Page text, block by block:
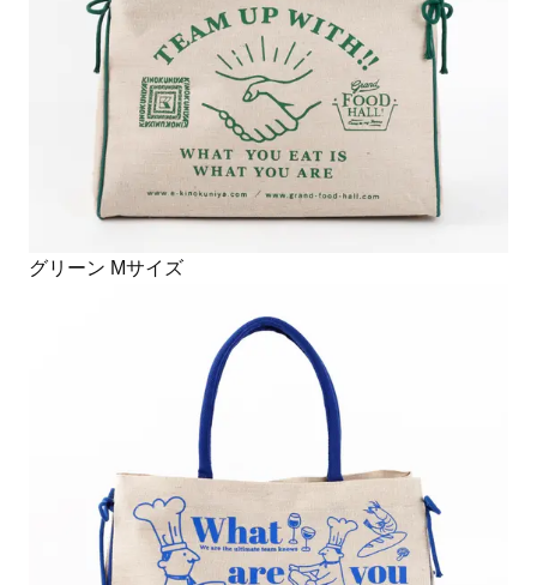
グリーン Mサイズ